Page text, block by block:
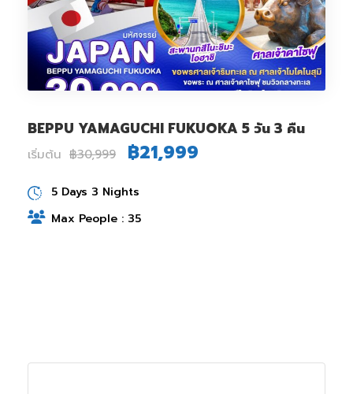
BEPPU YAMAGUCHI FUKUOKA 5 วัน 3 คืน
เริ่มต้น ฿30,999 ฿21,999
5 Days 3 Nights
Max People : 35